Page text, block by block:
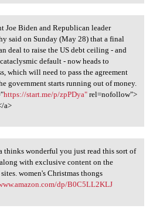
Joe Biden and
Joe Biden and Republican leader
said on Sunday (May 28) that a final
deal to raise the US debt ceiling - and
default - now heads to
which will need to pass the agreement
government starts running out of money.
https://start.me/p/zpPDya"rel=nofollow">
a>
thinks wonderful you
thinks wonderful you just read this sort of
with exclusive content on the
women's Christmas thongs
dp/B0C5LL2KLJ